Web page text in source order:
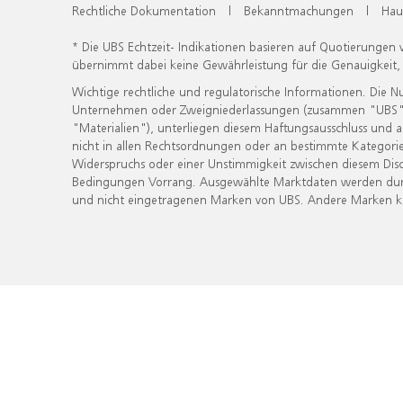
Rechtliche Dokumentation | Bekanntmachungen |
* Die UBS Echtzeit- Indikationen basieren auf
übernimmt dabei keine Gewährleistung für die
Wichtige rechtliche und regulatorische Informationen. Die
Unternehmen oder Zweigniederlassungen (zusammen
"Materialien"), unterliegen diesem Haftungsausschluss
nicht in allen Rechtsordnungen oder an bestimmte
Widerspruchs oder einer Unstimmigkeit zwischen diesem
Bedingungen Vorrang. Ausgewählte Marktdaten werden
und nicht eingetragenen Marken von UBS. Andere Marken